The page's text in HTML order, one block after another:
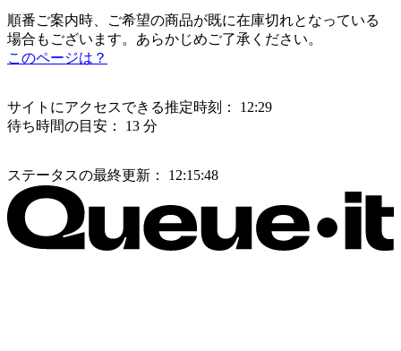
順番ご案内時、ご希望の商品が既に在庫切れとなっている
場合もございます。あらかじめご了承ください。
このページは？
サイトにアクセスできる推定時刻：
12:29
待ち時間の目安：
13 分
ステータスの最終更新： 12:15:48